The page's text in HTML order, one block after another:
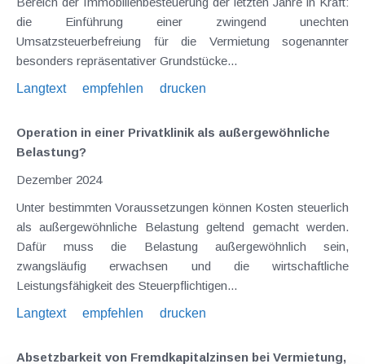
die Einführung einer zwingend unechten
Umsatzsteuerbefreiung für die Vermietung sogenannter
besonders repräsentativer Grundstücke...
Langtext
empfehlen drucken
Operation in einer Privatklinik als außergewöhnliche
Belastung?
Dezember 2024
Unter bestimmten Voraussetzungen können Kosten steuerlich
als außergewöhnliche Belastung geltend gemacht werden.
Dafür muss die Belastung außergewöhnlich sein,
zwangsläufig erwachsen und die wirtschaftliche
Leistungsfähigkeit des Steuerpflichtigen...
Langtext
empfehlen drucken
Absetzbarkeit von Fremdkapitalzinsen bei Vermietung,